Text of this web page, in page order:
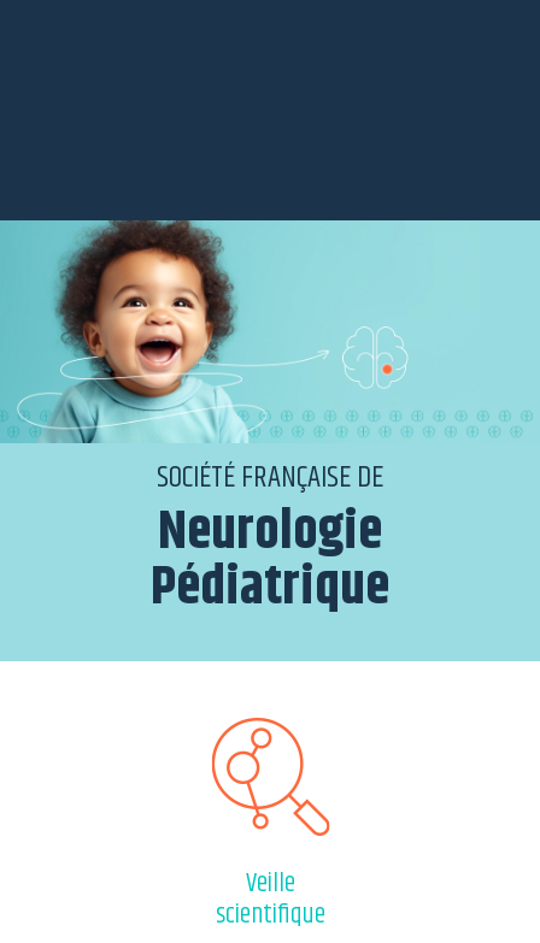
SOCIÉTÉ FRANÇAISE DE
Neurologie
Pédiatrique
Veille
scientifique